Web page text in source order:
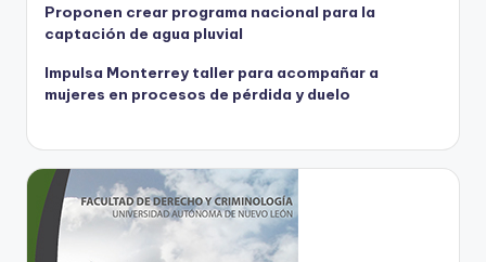
Proponen crear programa nacional para la
captación de agua pluvial
Impulsa Monterrey taller para acompañar a
mujeres en procesos de pérdida y duelo